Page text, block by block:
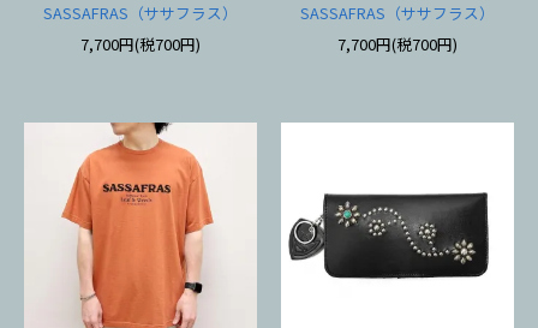
SASSAFRAS（ササフラス）
7,700円(税700円)
SASSAFRAS（ササフラス）
7,700円(税700円)